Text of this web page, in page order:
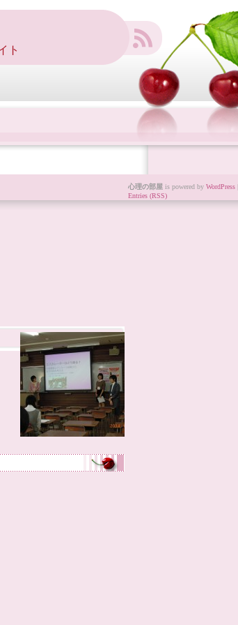
ト
心理の部屋 is powered by WordPress
Entries (RSS)